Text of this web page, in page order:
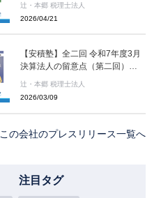
回）［辻・本郷 税理士法人 セミ
辻・本郷 税理士法人
2026/04/21
【安積塾】全二回 令和7年度3月
決算法人の留意点（第二回）
［辻・本郷 税理士法人 セミナー
辻・本郷 税理士法人
2026/03/09
この会社のプレスリリース一覧へ
注目タグ